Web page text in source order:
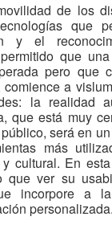
de los
que
y el
que
pero que
comience a
la realidad
que está muy
será en
más
cultural. En
que ver su
incorpore a
personalizada.